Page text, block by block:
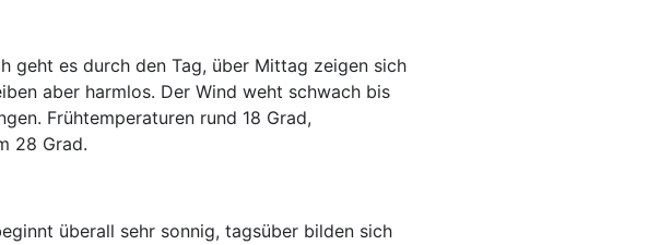
geht es durch den Tag, über Mittag zeigen sich
aber harmlos. Der Wind weht schwach bis
Frühtemperaturen rund 18 Grad,
28 Grad.
überall sehr sonnig, tagsüber bilden sich